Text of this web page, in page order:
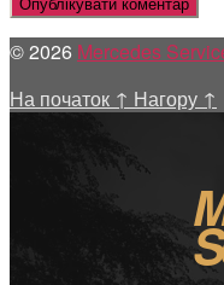
© 2026 Mercedes
На початок ↑ Нагору ↑